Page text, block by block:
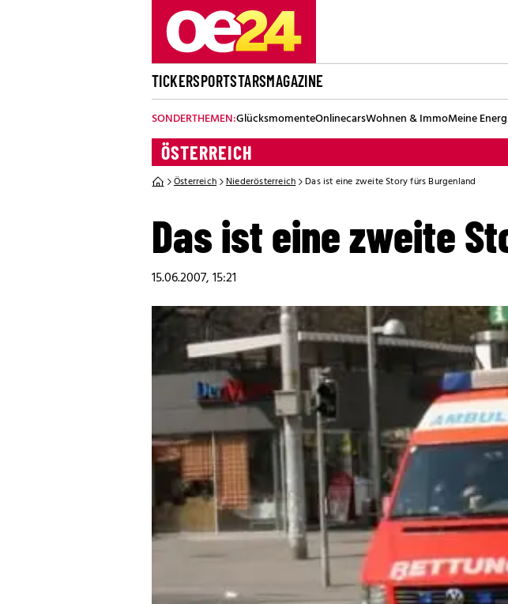
TICKERSPORTSTARSMAGAZINE
SONDERTHEMEN:GlücksmomenteOnlinecarsWohnen & ImmoMeine
ÖSTERREICH
Österreich Niederösterreich Das ist eine zweite Story fürs Burgenland
Das ist eine zweite
15.06.2007, 15:21